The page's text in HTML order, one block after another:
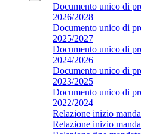
Documento unico di
2026/2028
Documento unico di
2025/2027
Documento unico di
2024/2026
Documento unico di
2023/2025
Documento unico di
2022/2024
Relazione inizio
Relazione inizio